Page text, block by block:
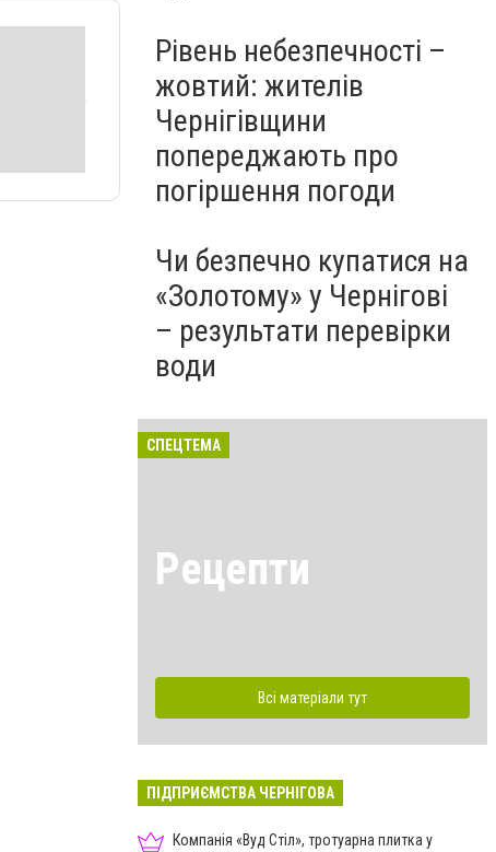
Рівень небезпечності –
жовтий: жителів
Чернігівщини
попереджають про
погіршення погоди
Чи безпечно купатися на
«Золотому» у Чернігові
– результати перевірки
води
СПЕЦТЕМА
Рецепти
Всі матеріали тут
ПІДПРИЄМСТВА ЧЕРНІГОВА
Компанія «Вуд Стіл», тротуарна плитка у